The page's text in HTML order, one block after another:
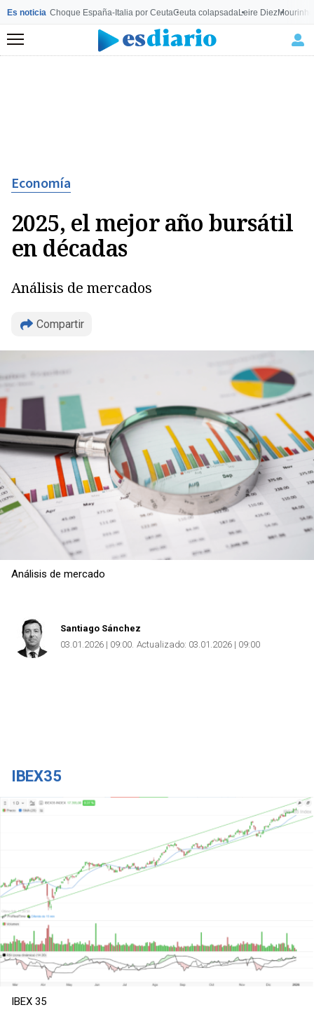
Es noticia Choque España-Italia por CeutaCeuta colapsadaLeire Diez
Menú
Economía
2025, el mejor año bursátil
en décadas
Análisis de mercados
Compartir
Copiar
Análisis de mercado
Santiago Sánchez
03.01.2026 | 09:00 Actualizado: 03.01.2026 | 09:00
IBEX35
IBEX 35